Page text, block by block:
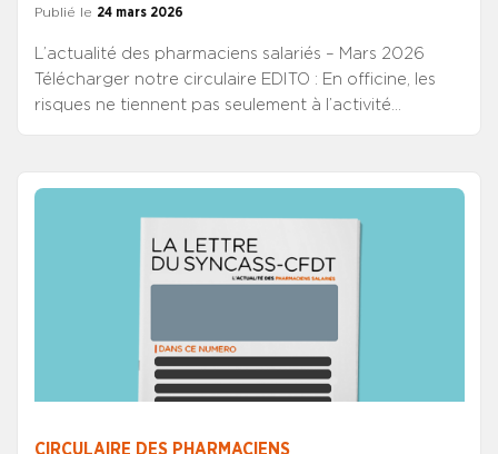
Publié le 24 mars 2026
L’actualité des pharmaciens salariés – Mars 2026
Télécharger notre circulaire EDITO : En officine, les
risques ne tiennent pas seulement à l’activité
pour éviter que les salariés ne portent seuls des
responsabilités qui relèvent de l’organisation ou du
droit du travail. Négociation de branche, protection
d’embauche : derrière des sujets différents, une
même exigence CFDT : clarifier, prévenir, protéger.
Parce qu’en officine, ni le droit ni vos droits ne
CIRCULAIRE DES PHARMACIENS